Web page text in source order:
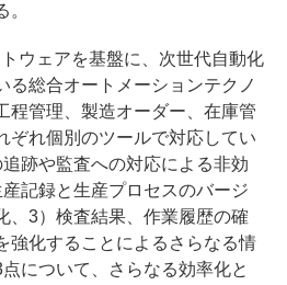
ウェアを基盤に、次世代自動化
る総合オートメーションテクノ
程管理、製造オーダー、在庫管
ぞれ個別のツールで対応してい
跡や監査への対応による非効
記録と生産プロセスのバージ
、3）検査結果、作業履歴の確
強化することによるさらなる情
について、さらなる効率化と